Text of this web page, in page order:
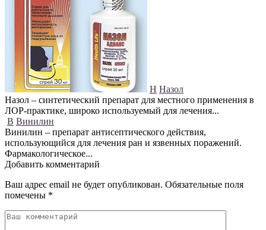
Н Назол
Назол – синтетический препарат для местного применения в
ЛОР-практике, широко используемый для лечения...
В Винилин
Винилин – препарат антисептического действия,
использующийся для лечения ран и язвенных поражений.
Фармакологическое...
Добавить комментарий
Ваш адрес email не будет опубликован. Обязательные поля
помечены *